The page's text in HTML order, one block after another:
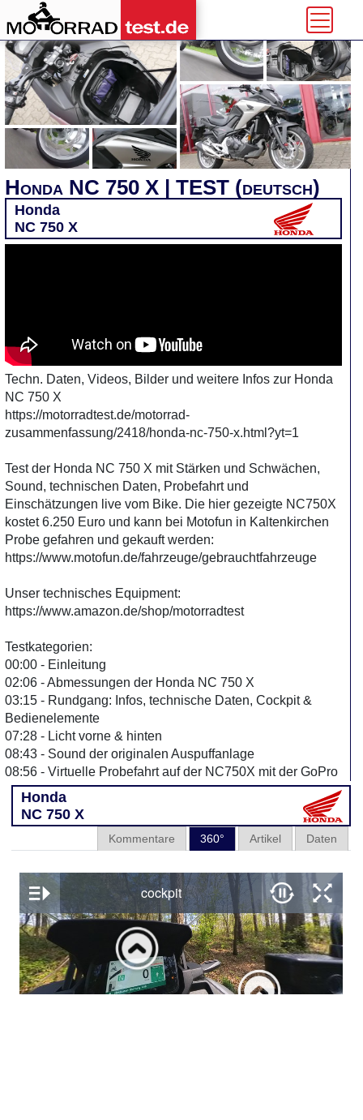
Honda NC 750 X | TEST (deutsch)
Honda
NC 750 X
Techn. Daten, Videos, Bilder und weitere Infos zur Honda
NC 750 X
https://motorradtest.de/motorrad-
zusammenfassung/2418/honda-nc-750-x.html?yt=1
Test der Honda NC 750 X mit Stärken und Schwächen,
Sound, technischen Daten, Probefahrt und
Einschätzungen live vom Bike. Die hier gezeigte NC750X
kostet 6.250 Euro und kann bei Motofun in Kaltenkirchen
Probe gefahren und gekauft werden:
https://www.motofun.de/fahrzeuge/gebrauchtfahrzeuge
Unser technisches Equipment:
https://www.amazon.de/shop/motorradtest
Testkategorien:
00:00 - Einleitung
02:06 - Abmessungen der Honda NC 750 X
03:15 - Rundgang: Infos, technische Daten, Cockpit &
Bedienelemente
07:28 - Licht vorne & hinten
08:43 - Sound der originalen Auspuffanlage
08:56 - Virtuelle Probefahrt auf der NC750X mit der GoPro
Honda
NC 750 X
Daten
Artikel
360°
Kommentare